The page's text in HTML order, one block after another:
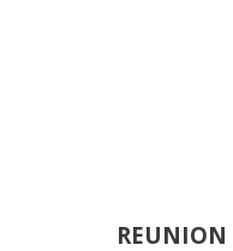
REUNION